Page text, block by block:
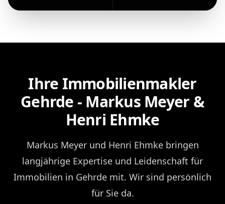
Ihre Immobilienmakler
Gehrde - Markus Meyer &
Henri Ehmke
Markus Meyer und Henri Ehmke bringen
langjährige Expertise und Leidenschaft für
Immobilien in Gehrde mit. Wir sind persönlich
für Sie da.